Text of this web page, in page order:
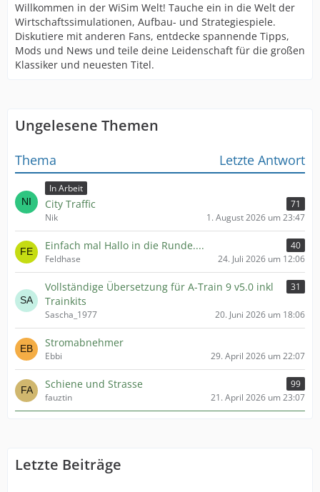
Willkommen in der WiSim Welt! Tauche ein in die Welt der
Wirtschaftssimulationen, Aufbau- und Strategiespiele.
Diskutiere mit anderen Fans, entdecke spannende Tipps,
Mods und News und teile deine Leidenschaft für die großen
Klassiker und neuesten Titel.
Ungelesene Themen
Thema Letzte Antwort
In Arbeit
City Traffic
71
Nik
1. August 2026 um 23:47
Einfach mal Hallo in die Runde....
40
Feldhase
24. Juli 2026 um 12:06
Vollständige Übersetzung für A-Train 9 v5.0 inkl
Trainkits
31
Sascha_1977 20. Juni 2026 um 18:06
Stromabnehmer
Ebbi 29. April 2026 um 22:07
Schiene und Strasse
99
fauztin
21. April 2026 um 23:07
Letzte Beiträge